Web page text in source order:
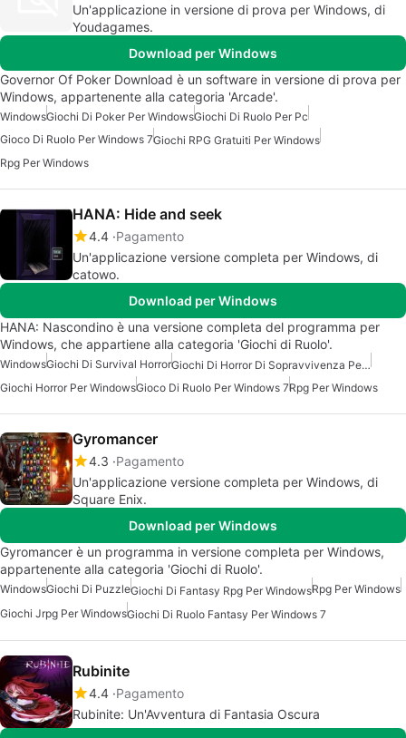
Un'applicazione in versione di prova per Windows, di
Youdagames.
Download per Windows
Governor Of Poker Download è un software in versione di prova per
Windows, appartenente alla categoria 'Arcade'.
WindowsGiochi Di Poker Per WindowsGiochi Di Ruolo Per Pc
Gioco Di Ruolo Per Windows 7Giochi RPG Gratuiti Per Windows
Rpg Per Windows
HANA: Hide and seek
4.4 Pagamento
Un'applicazione versione completa per Windows, di
catowo.
Download per Windows
HANA: Nascondino è una versione completa del programma per
Windows, che appartiene alla categoria 'Giochi di Ruolo'.
WindowsGiochi Di Survival Horror
Giochi Di Horror Di Sopravvivenza Per Windows 7
Giochi Horror Per WindowsGioco Di Ruolo Per Windows 7Rpg Per Windows
Gyromancer
4.3 Pagamento
Un'applicazione versione completa per Windows, di
Square Enix.
Download per Windows
Gyromancer è un programma in versione completa per Windows,
appartenente alla categoria 'Giochi di Ruolo'.
WindowsGiochi Di PuzzleGiochi Di Fantasy Rpg Per WindowsRpg Per Windows
Giochi Jrpg Per WindowsGiochi Di Ruolo Fantasy Per Windows 7
Rubinite
4.4 Pagamento
Rubinite: Un'Avventura di Fantasia Oscura